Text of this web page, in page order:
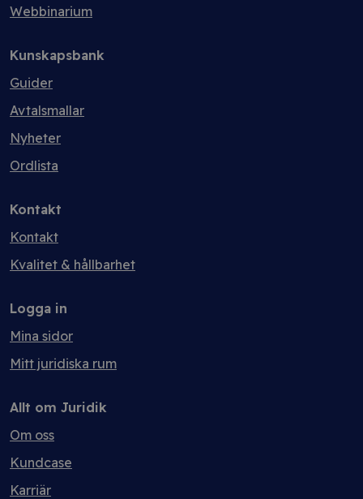
Webbinarium
Kunskapsbank
Guider
Avtalsmallar
Nyheter
Ordlista
Kontakt
Kontakt
Kvalitet & hållbarhet
Logga in
Mina sidor
Mitt juridiska rum
Allt om Juridik
Om oss
Kundcase
Karriär